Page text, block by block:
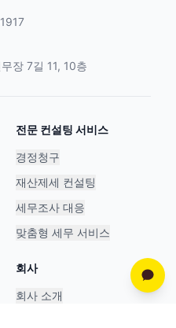
장 7길 11, 10층
전문 컨설팅 서비스
경정청구
재산제세 컨설팅
세무조사 대응
맞춤형 세무 서비스
회사
회사 소개